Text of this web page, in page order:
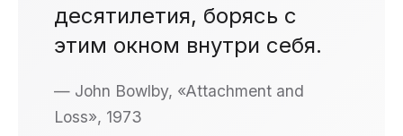
десятилетия, борясь с
этим окном внутри себя.
— John Bowlby, «Attachment and
Loss», 1973